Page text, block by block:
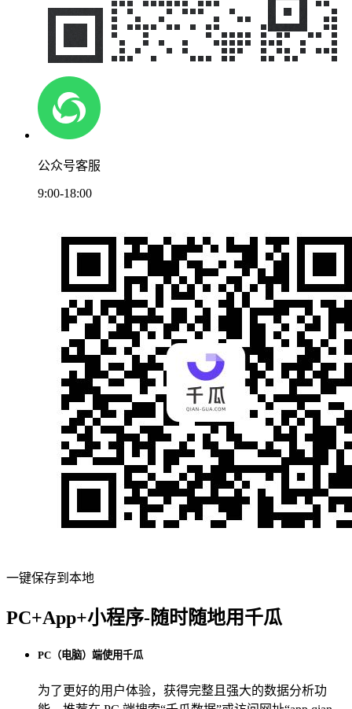
公众号客服
9:00-18:00
一键保存到本地
PC+App+小程序-随时随地用千瓜
PC（电脑）端使用千瓜
为了更好的用户体验，获得完整且强大的数据分析功